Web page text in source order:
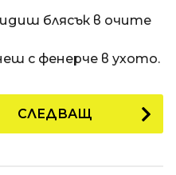
блясък в очите
с фенерче в ухото.
СЛЕДВАЩ